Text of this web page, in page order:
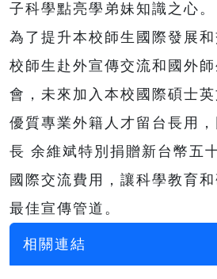
子科學點亮學弟妹知識之心。
為了提升本校師生國際發展
校師生赴外宣傳交流和國外
會，未來加入本校國際碩士
優質專業外籍人才留台長用
長 余維斌特別捐贈新台幣五
國際交流費用，讓科學教育
最佳宣傳管道。
相關連結